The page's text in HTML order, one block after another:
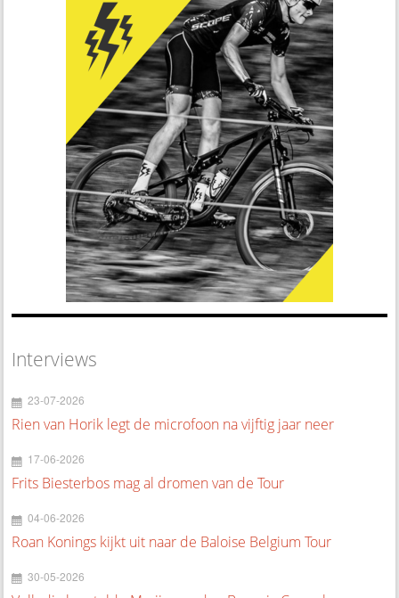
Interviews
23-07-2026
Rien van Horik legt de microfoon na vijftig jaar neer
17-06-2026
Frits Biesterbos mag al dromen van de Tour
04-06-2026
Roan Konings kijkt uit naar de Baloise Belgium Tour
30-05-2026